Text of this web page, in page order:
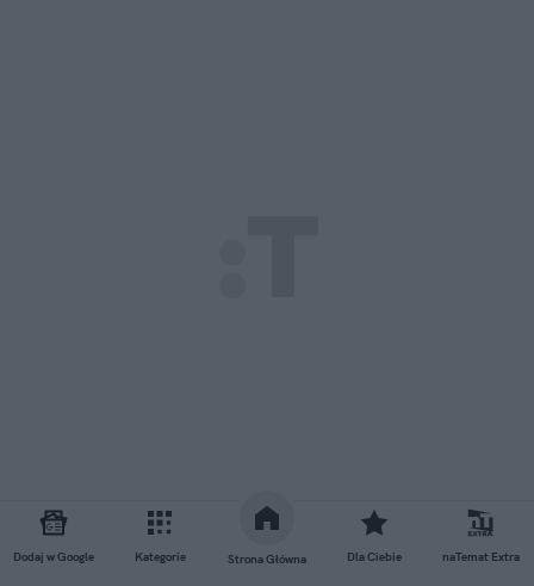
Dodaj w Google Kategorie Strona Główna Dla Ciebie naTemat Extra